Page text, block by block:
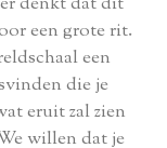
een grote rit.
een
die je
eruit zal zien
willen dat je